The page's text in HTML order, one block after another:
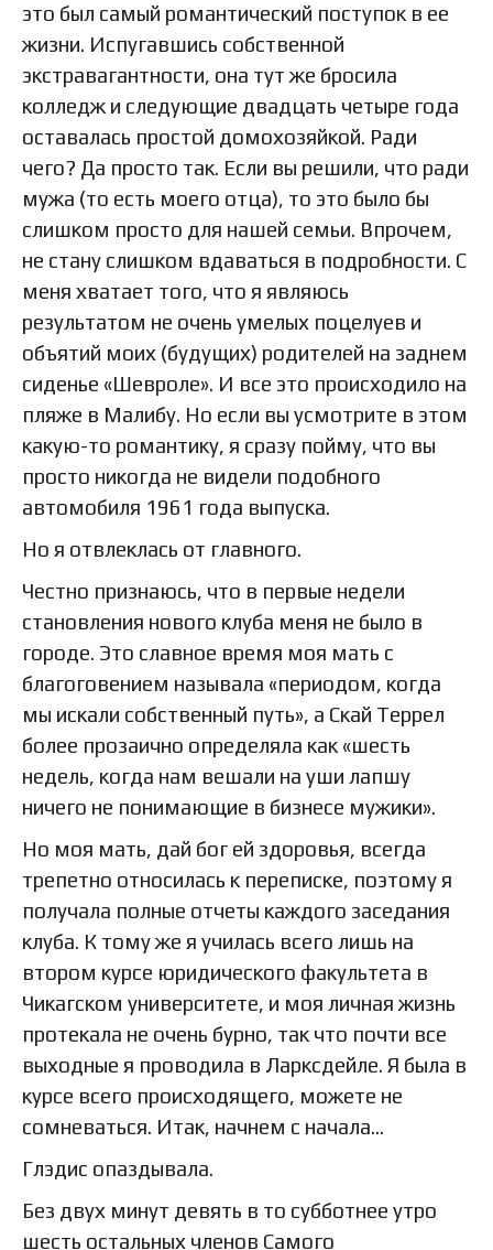
это был самый романтический поступок в ее
жизни. Испугавшись собственной
экстравагантности, она тут же бросила
колледж и следующие двадцать четыре года
оставалась простой домохозяйкой. Ради
чего? Да просто так. Если вы решили, что ради
мужа (то есть моего отца), то это было бы
слишком просто для нашей семьи. Впрочем,
не стану слишком вдаваться в подробности. С
меня хватает того, что я являюсь
результатом не очень умелых поцелуев и
объятий моих (будущих) родителей на заднем
сиденье «Шевроле». И все это происходило на
пляже в Малибу. Но если вы усмотрите в этом
какую-то романтику, я сразу пойму, что вы
просто никогда не видели подобного
автомобиля 1961 года выпуска.
Но я отвлеклась от главного.
Честно признаюсь, что в первые недели
становления нового клуба меня не было в
городе. Это славное время моя мать с
благоговением называла «периодом, когда
мы искали собственный путь», а Скай Террел
более прозаично определяла как «шесть
недель, когда нам вешали на уши лапшу
ничего не понимающие в бизнесе мужики».
Но моя мать, дай бог ей здоровья, всегда
трепетно относилась к переписке, поэтому я
получала полные отчеты каждого заседания
клуба. К тому же я училась всего лишь на
втором курсе юридического факультета в
Чикагском университете, и моя личная жизнь
протекала не очень бурно, так что почти все
выходные я проводила в Ларксдейле. Я была в
курсе всего происходящего, можете не
сомневаться. Итак, начнем с начала…
Глэдис опаздывала.
Без двух минут девять в то субботнее утро
шесть остальных членов Самого